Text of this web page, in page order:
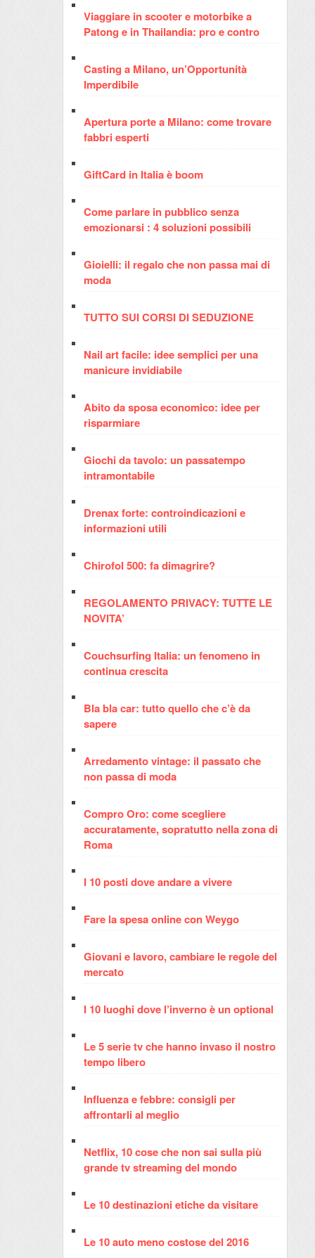
Viaggiare in scooter e motorbike a
Patong e in Thailandia: pro e contro
Casting a Milano, un’Opportunità
Imperdibile
Apertura porte a Milano: come trovare
fabbri esperti
GiftCard in Italia è boom
Come parlare in pubblico senza
emozionarsi : 4 soluzioni possibili
Gioielli: il regalo che non passa mai di
moda
TUTTO SUI CORSI DI SEDUZIONE
Nail art facile: idee semplici per una
manicure invidiabile
Abito da sposa economico: idee per
risparmiare
Giochi da tavolo: un passatempo
intramontabile
Drenax forte: controindicazioni e
informazioni utili
Chirofol 500: fa dimagrire?
REGOLAMENTO PRIVACY: TUTTE LE
NOVITA’
Couchsurfing Italia: un fenomeno in
continua crescita
Bla bla car: tutto quello che c’è da
sapere
Arredamento vintage: il passato che
non passa di moda
Compro Oro: come scegliere
accuratamente, sopratutto nella zona di
Roma
I 10 posti dove andare a vivere
Fare la spesa online con Weygo
Giovani e lavoro, cambiare le regole del
mercato
I 10 luoghi dove l’inverno è un optional
Le 5 serie tv che hanno invaso il nostro
tempo libero
Influenza e febbre: consigli per
affrontarli al meglio
Netflix, 10 cose che non sai sulla più
grande tv streaming del mondo
Le 10 destinazioni etiche da visitare
Le 10 auto meno costose del 2016